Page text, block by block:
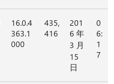
16.0.4
363.1
000
435,
416
201
6 年
3 月
15
日
0
6:
1
7